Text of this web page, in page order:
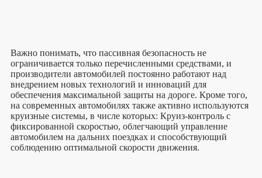
Важно понимать, что пассивная безопасность не
ограничивается только перечисленными средствами, и
производители автомобилей постоянно работают над
внедрением новых технологий и инноваций для
обеспечения максимальной защиты на дороге. Кроме того,
на современных автомобилях также активно используются
круизные системы, в числе которых: Круиз-контроль с
фиксированной скоростью, облегчающий управление
автомобилем на дальних поездках и способствующий
соблюдению оптимальной скорости движения.